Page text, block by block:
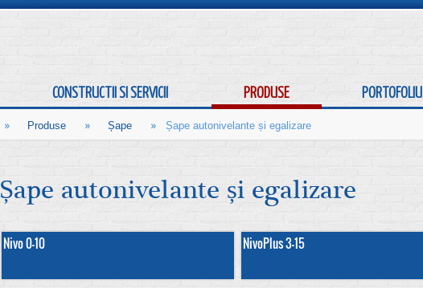
CONSTRUCTII SI SERVICII PRODUSE PORTOFOLIU
» Produse » Șape » Șape autonivelante și egalizare
Șape autonivelante și egalizare
Nivo 0-10 NivoPlus 3-15